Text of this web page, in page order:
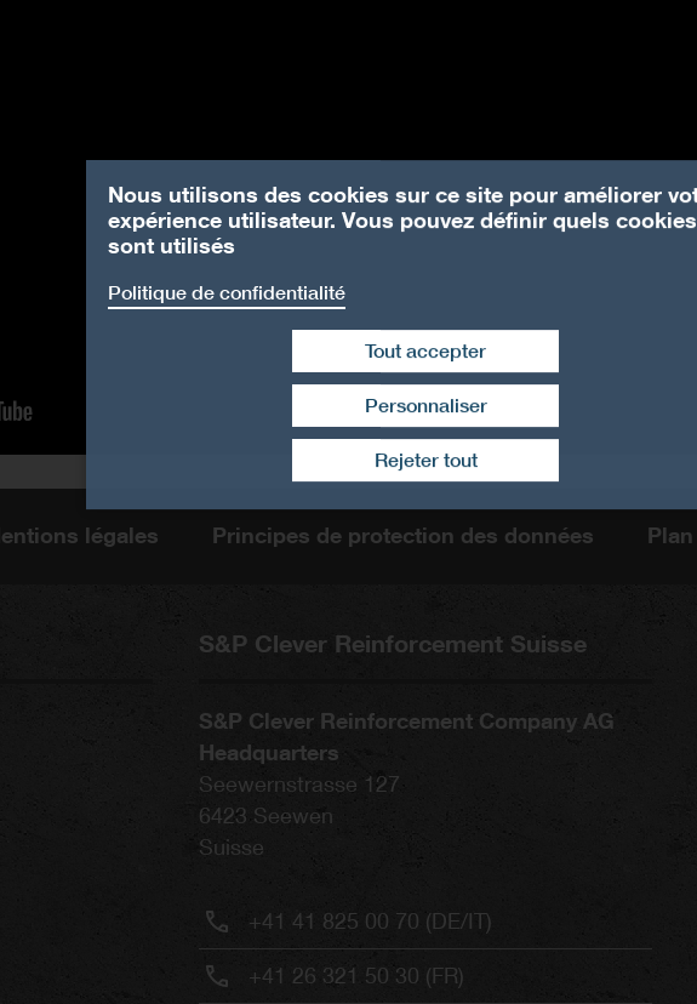
légales Principes de protection des données
S&P Clever Reinforcement Suisse
S&P Clever Reinforcement Company AG
Headquarters
Seewernstrasse 127
6423 Seewen
Suisse
+41 41 825 00 70 (DE/IT)
+41 26 321 50 30 (FR)
Nous utilisons des cookies sur ce site pour améliorer
expérience utilisateur. Vous pouvez définir quels cookies
sont utilisés
Politique de confidentialité
Rejeter tout
Tout accepter
Retirer le consentement
Personnaliser